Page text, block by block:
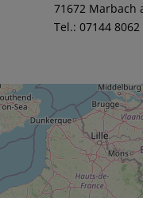
71672 Marbach
Tel.: 07144 8062